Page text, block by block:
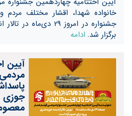
خانواده شهدا، اقشار مختلف مردم
جشنواره در امروز 29
برگزار شد. ادامه
آیین
جوزی